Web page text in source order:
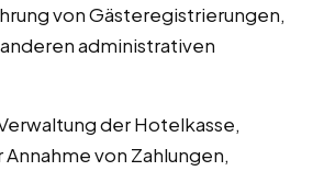
von Gästeregistrierungen,
administrativen
der Hotelkasse,
von Zahlungen,